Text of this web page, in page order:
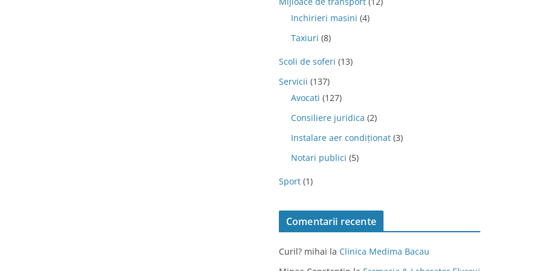
Inchirieri masini (4)
Taxiuri (8)
Scoli de soferi (13)
Servicii (137)
Avocati (127)
Consiliere juridica (2)
Instalare aer condiționat (3)
Notari publici (5)
Sport (1)
Comentarii recente
Curil? mihai la Clinica Medima Bacau